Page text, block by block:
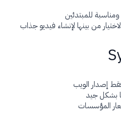
للمبتدئين
من بينها لإنشاء فيديو جذاب
الويب
جيد